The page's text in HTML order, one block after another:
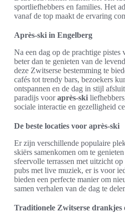
sportliefhebbers en families. Het
vanaf de top maakt de ervaring
Après-ski in Engelberg
Na een dag op de prachtige pistes
beter dan te genieten van de
deze Zwitserse bestemming te
cafés tot trendy bars, bezoekers
ontspannen en de dag in stijl
paradijs vooraprès-ski
sociale interactie en gezelligheid
De beste locaties voor après-ski
Er zijn verschillende populaire
skiërs samenkomen om te
sfeervolle terrassen met uitzicht
pubs met live muziek, er is voor
bieden een perfecte manier om
samen verhalen van de dag te
Traditionele Zwitserse drankjes